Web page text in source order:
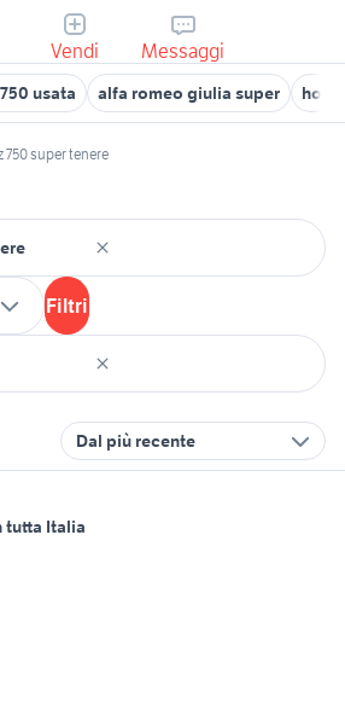
Vendi Messaggi
usata alfa romeo giulia super
750 super tenere
Filtri
Dal più recente
tutta Italia